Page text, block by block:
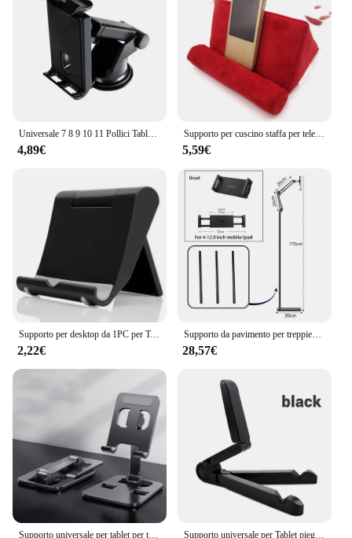
Universale 7 8 9 10 11 Pollici Tablet Pc Stand per Samsung XiaoMi Stong Aspirazione Tablet Supporto da Auto per Ipad allungato Tubo Staffa
4,89€
Supporto per cuscino staffa per telefono supporto per lettura Tablet leggero cuscino per poggiatesta in schiuma per IPad lettura del telefono staffa per guardare la TV
5,59€
Supporto per desktop da 1PC per Tablet da 7.9 a 11 pollici per telefono supporto per Tablet pieghevole regolabile per iPad Xiaomi Samsung
2,22€
Supporto da pavimento per treppiede supporto per Tablet pieghevole supporto per Tablet per telefono cellulare supporto per divano letto per supporto per IPAD Air Pro da 4-12.9 pollici
28,57€
Supporto universale per tablet per telefono in lega di alluminio per iPad Supporto per telefono cellulare dal vivo pieghevole flessibile regolabile per desktop pigro Supporto universale per Tablet pieghevole per iPad Air Pro da 4.7 a 12.9 pollici per Samsung Xiaomi Huawei Tablet Holder accessori per iPad